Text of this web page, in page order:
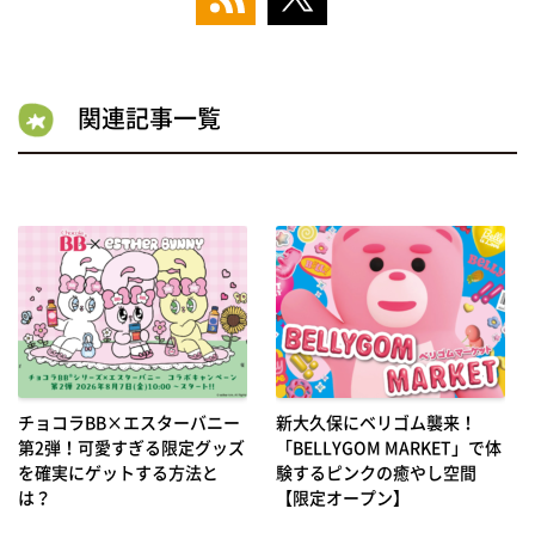
関連記事一覧
チョコラBB×エスターバニー
第2弾！可愛すぎる限定グッズ
を確実にゲットする方法と
は？
新大久保にベリゴム襲来！
「BELLYGOM MARKET」で体
験するピンクの癒やし空間
【限定オープン】